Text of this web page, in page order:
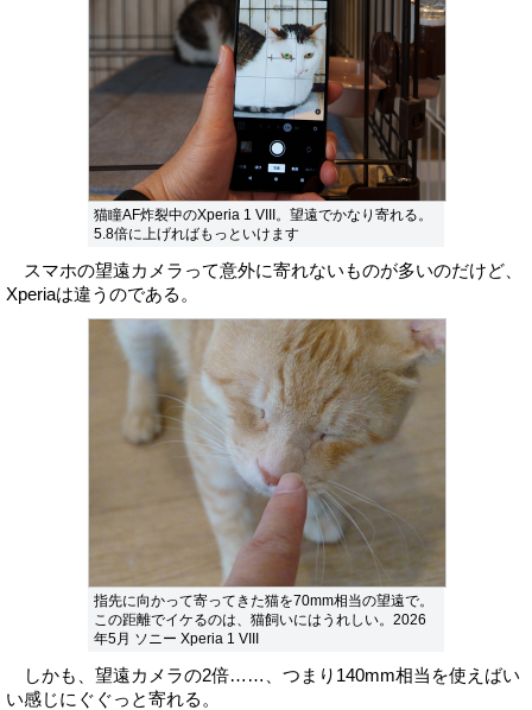
猫瞳AF炸裂中のXperia 1 VIII。望遠でかなり寄れる。
5.8倍に上げればもっといけます
スマホの望遠カメラって意外に寄れないものが多いのだけど、
Xperiaは違うのである。
指先に向かって寄ってきた猫を70mm相当の望遠で。
この距離でイケるのは、猫飼いにはうれしい。2026
年5月 ソニー Xperia 1 VIII
しかも、望遠カメラの2倍……、つまり140mm相当を使えばい
い感じにぐぐっと寄れる。